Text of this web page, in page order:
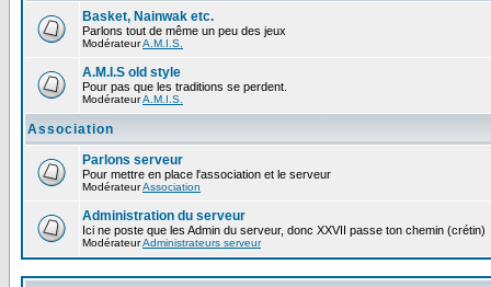
Basket, Nainwak etc.
Parlons tout de même un peu des jeux
ModérateurA.M.I.S.
A.M.I.S old style
Pour pas que les traditions se perdent.
ModérateurA.M.I.S.
Association
Parlons serveur
Pour mettre en place l'association et le serveur
ModérateurAssociation
Administration du serveur
Ici ne poste que les Admin du serveur, donc XXVII passe ton chemin (crétin)
ModérateurAdministrateurs serveur